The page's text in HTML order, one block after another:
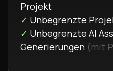
Projekt
✓ Unbegrenzte
✓ Unbegrenzte AI
Generierungen (mit